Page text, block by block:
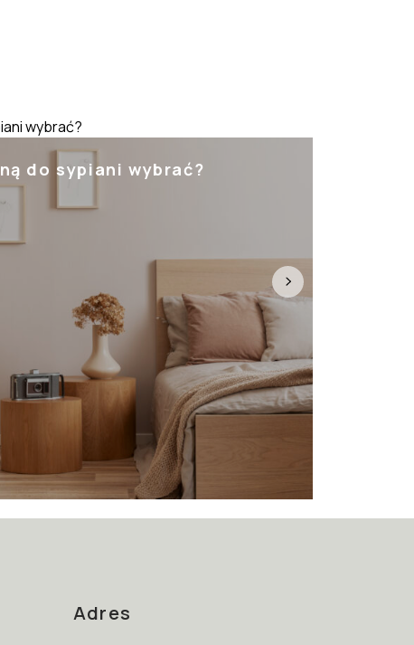
wybrać?
do sypiani wybrać?
Adres